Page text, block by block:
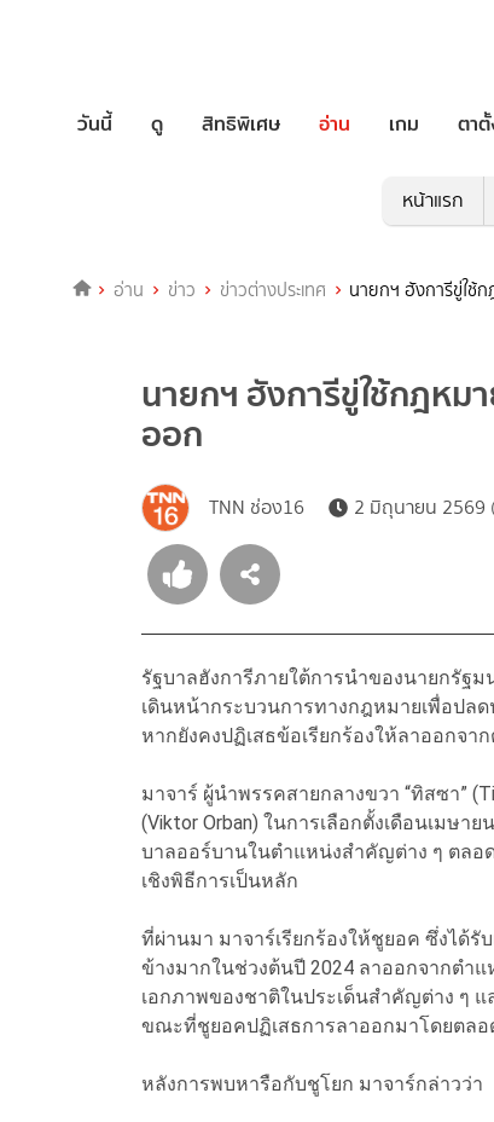
วันนี้ ดู สิทธิพิเศษ อ่าน เกม ตา
หน้าแรก
อ่าน ข่าว ข่าวต่างประเทศ นายกฯ ฮังการีขู่ใช้
นายกฯ ฮังการีขู่ใช้กฎหม
ออก
TNN ช่อง16 2 มิถุนายน 2569
รัฐบาลฮังการีภายใต้การนำของนายกรัฐม
เดินหน้ากระบวนการทางกฎหมายเพื่อปล
หากยังคงปฏิเสธข้อเรียกร้องให้ลาออกจา
มาจาร์ ผู้นำพรรคสายกลางขวา “ทิสซา”
(Viktor Orban) ในการเลือกตั้งเดือนเมษ
บาลออร์บานในตำแหน่งสำคัญต่าง ๆ ตลอ
เชิงพิธีการเป็นหลัก
ที่ผ่านมา มาจาร์เรียกร้องให้ชูยอค ซึ่งได้รั
ข้างมากในช่วงต้นปี 2024 ลาออกจากตำ
เอกภาพของชาติในประเด็นสำคัญต่าง ๆ
ขณะที่ชูยอคปฏิเสธการลาออกมาโดยตลอ
หลังการพบหารือกับชูโยก มาจาร์กล่าวว่า